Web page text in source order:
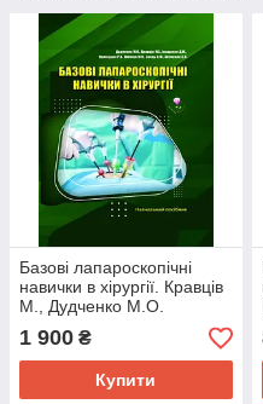
Базові лапароскопічні
навички в хірургії. Кравців
М., Дудченко М.О.
1 900 ₴
Купити